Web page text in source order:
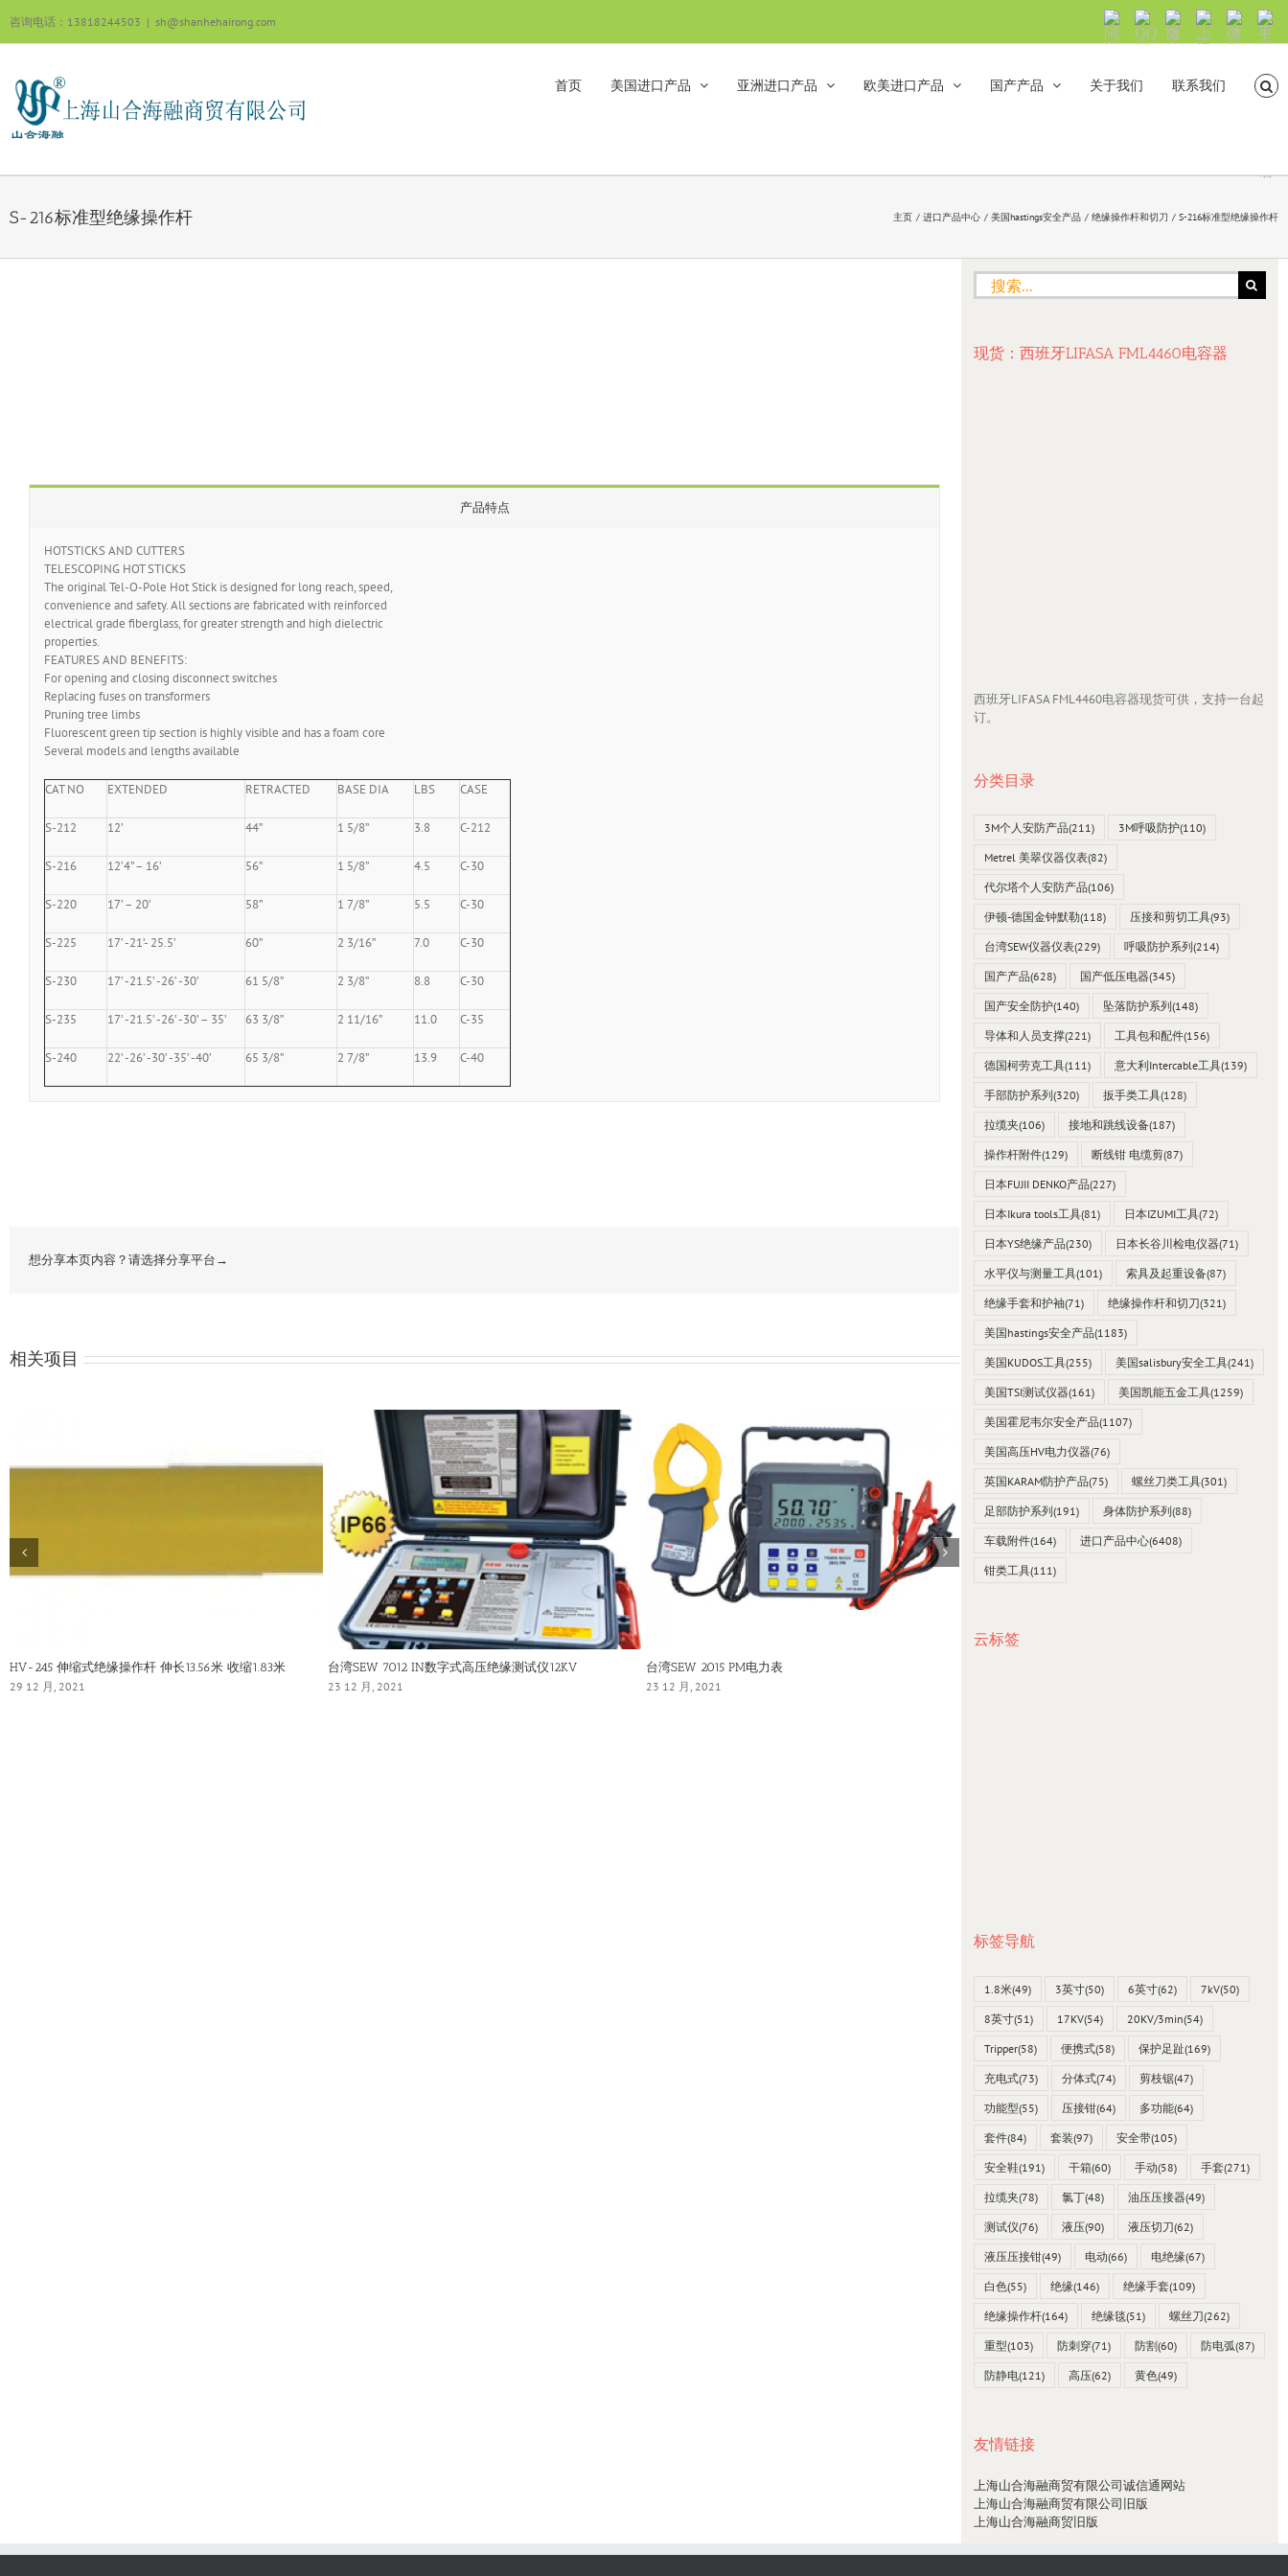
过
内
咨询电话：13818244503 | sh@shanhehairong.com
阿
里
沟
QQ
交
微
信
号：
shanhehairong
上
海
海
微
信
手
机
览
直
接
首页 美国进口产品 亚洲进口产品 欧美进口产品 国产产品 关于我们 联系我们
S-216标准型绝缘操作杆 主页 进口产品中心 美国hastings安全产品 绝缘操作杆和切刀 S-216标准型绝缘操作杆
产品特点
HOTSTICKS AND CUTTERS
TELESCOPING HOT STICKS
The original Tel-O-Pole Hot Stick is designed for long reach, speed,
convenience and safety. All sections are fabricated with reinforced
electrical grade fiberglass, for greater strength and high dielectric
properties.
FEATURES AND BENEFITS:
For opening and closing disconnect switches
Replacing fuses on transformers
Pruning tree limbs
Fluorescent green tip section is highly visible and has a foam core
Several models and lengths available
CAT NO EXTENDED RETRACTED BASE DIA LBS CASE
S-212 12’ 44” 1 5/8” 3.8 C-212
S-216 12’4” – 16’ 56” 1 5/8” 4.5 C-30
S-220 17’ – 20’ 58” 1 7/8” 5.5 C-30
S-225 17’ -21’- 25.5’ 60” 2 3/16” 7.0 C-30
S-230 17’ -21.5’ -26’ -30’ 61 5/8” 2 3/8” 8.8 C-30
S-235 17’ -21.5’ -26’ -30’ – 35’ 63 3/8” 2 11/16” 11.0 C-35
S-240 22’ -26’ -30’ -35’ -40’ 65 3/8” 2 7/8” 13.9 C-40
想分享本页内容？请选择分享平台→
相关项目
HV-245 伸缩式绝缘操作杆 伸长13.56米 收缩1.83米
29 12 月, 2021
台湾SEW 7012 IN数字式高压绝缘测试仪12KV
23 12 月, 2021
台湾SEW 2015 PM电力表
23 12 月, 2021
搜
索：
现货：西班牙LIFASA FML4460电容器
西班牙LIFASA FML4460电容器现货可供，支持一台起
订。
分类目录
3M个人安防产品(211) 3M呼吸防护(110)
Metrel 美翠仪器仪表(82)
代尔塔个人安防产品(106)
伊顿-德国金钟默勒(118) 压接和剪切工具(93)
台湾SEW仪器仪表(229) 呼吸防护系列(214)
国产产品(628) 国产低压电器(345)
国产安全防护(140) 坠落防护系列(148)
导体和人员支撑(221) 工具包和配件(156)
德国柯劳克工具(111) 意大利Intercable工具(139)
手部防护系列(320) 扳手类工具(128)
拉缆夹(106) 接地和跳线设备(187)
操作杆附件(129) 断线钳 电缆剪(87)
日本FUJII DENKO产品(227)
日本Ikura tools工具(81) 日本IZUMI工具(72)
日本YS绝缘产品(230) 日本长谷川检电仪器(71)
水平仪与测量工具(101) 索具及起重设备(87)
绝缘手套和护袖(71) 绝缘操作杆和切刀(321)
美国hastings安全产品(1183)
美国KUDOS工具(255) 美国salisbury安全工具(241)
美国TSI测试仪器(161) 美国凯能五金工具(1259)
美国霍尼韦尔安全产品(1107)
美国高压HV电力仪器(76)
英国KARAM防护产品(75) 螺丝刀类工具(301)
足部防护系列(191) 身体防护系列(88)
车载附件(164) 进口产品中心(6408)
钳类工具(111)
云标签
标签导航
1.8米(49) 3英寸(50) 6英寸(62) 7kV(50)
8英寸(51) 17KV(54) 20KV/3min(54)
Tripper(58) 便携式(58) 保护足趾(169)
充电式(73) 分体式(74) 剪枝锯(47)
功能型(55) 压接钳(64) 多功能(64)
套件(84) 套装(97) 安全带(105)
安全鞋(191) 干箱(60) 手动(58) 手套(271)
拉缆夹(78) 氯丁(48) 油压压接器(49)
测试仪(76) 液压(90) 液压切刀(62)
液压压接钳(49) 电动(66) 电绝缘(67)
白色(55) 绝缘(146) 绝缘手套(109)
绝缘操作杆(164) 绝缘毯(51) 螺丝刀(262)
重型(103) 防刺穿(71) 防割(60) 防电弧(87)
防静电(121) 高压(62) 黄色(49)
友情链接
上海山合海融商贸有限公司诚信通网站
上海山合海融商贸有限公司旧版
上海山合海融商贸旧版